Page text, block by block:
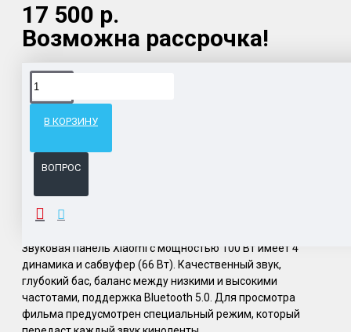
17 500 р.
Возможна рассрочка!
В КОРЗИНУ
ВОПРОС
Доставка товара по всему Таможенному союзу.
ОПИСАНИЕ
Звуковая панель Xiaomi с мощностью 100 Вт имеет 4
динамика и сабвуфер (66 Вт). Качественный звук,
глубокий бас, баланс между низкими и высокими
частотами, поддержка Bluetooth 5.0. Для просмотра
фильма предусмотрен специальный режим, который